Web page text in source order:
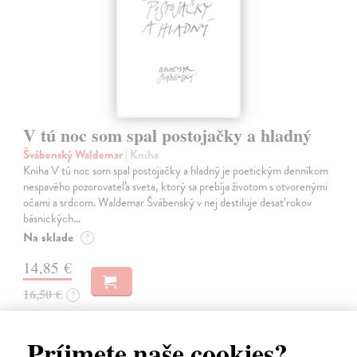
V tú noc som spal postojačky a hladný
Švábenský Waldemar| Kniha
Kniha V tú noc som spal postojačky a hladný je poetickým denníkom
nespavého pozorovateľa sveta, ktorý sa prebíja životom s otvorenými
očami a srdcom. Waldemar Švábenský v nej destiluje desať rokov
básnických…
Na sklade ?
14,85 €
16,50 € ?